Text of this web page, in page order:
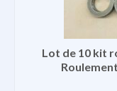
Lot de 10 kit